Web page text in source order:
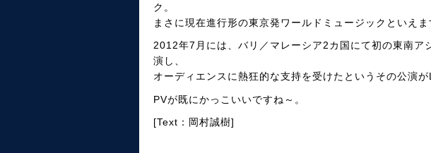
ク。
まさに現在進行形の東京発ワールドミュージックといえま
2012年7月には、バリ／マレーシア2カ国にて初の東南ア
演し、
オーディエンスに熱狂的な支持を受けたというその公演
PVが既にかっこいいですね～。
[Text：岡村誠樹]